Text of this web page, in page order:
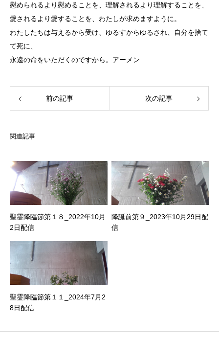
慰められるより慰めることを、理解されるより理解することを、
愛されるより愛することを、わたしが求めますように。
わたしたちは与えるから受け、ゆるすからゆるされ、自分を捨て
て死に、
永遠の命をいただくのですから。アーメン
前の記事 次の記事
関連記事
聖霊降臨節第１８_2022年10月
2日配信
降誕前第９_2023年10月29日配
信
聖霊降臨節第１１_2024年7月2
8日配信